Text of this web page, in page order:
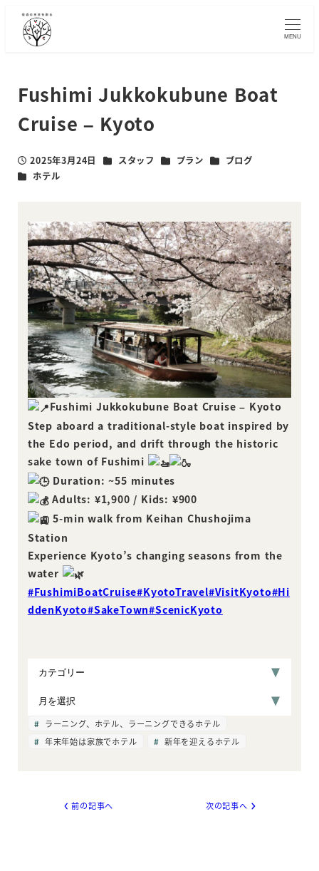
MENU
Fushimi Jukkokubune Boat
Cruise – Kyoto
投稿日
2025年3月24日 カテゴリー
スタッフ カテゴリー
プラン カテゴリー
ブログ
カテゴリー
ホテル
Fushimi Jukkokubune Boat Cruise – Kyoto
Step aboard a traditional-style boat inspired by
the Edo period, and drift through the historic
sake town of Fushimi
Duration: ~55 minutes
Adults: ¥1,900 / Kids: ¥900
5-min walk from Keihan Chushojima
Station
Experience Kyoto’s changing seasons from the
water
#FushimiBoatCruise#KyotoTravel#VisitKyoto#Hi
ddenKyoto#SakeTown#ScenicKyoto
ラーニング、ホテル、ラーニングできるホテル
年末年始は家族でホテル
新年を迎えるホテル
前の記事へ 次の記事へ